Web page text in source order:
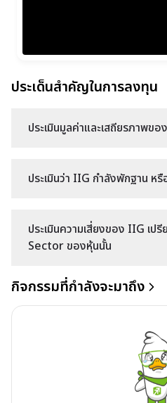
ประเด็นสำคัญในการลงทุน
ประเมินมูลค่าและเสถียรภาพข
ประเมินว่า IIG กำลังพักฐาน ห
ประเมินความเสี่ยงของ IIG เป
Sector ของหุ้นนั้น
กิจกรรมที่กำลังจะมาถึง